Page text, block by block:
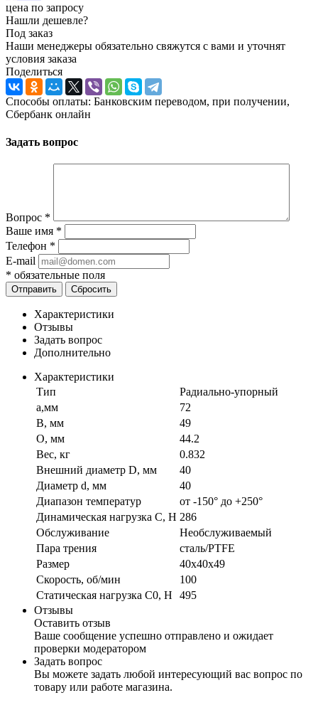
цена по запросу
Нашли дешевле?
Под заказ
Наши менеджеры обязательно свяжутся с вами и уточнят
условия заказа
Поделиться
Способы оплаты: Банковским переводом, при получении,
Сбербанк онлайн
Задать вопрос
Вопрос *
Ваше имя *
Телефон *
E-mail
* обязательные поля
Отправить Сбросить
Характеристики
Отзывы
Задать вопрос
Дополнительно
Характеристики
Тип
Радиально-упорный
a,мм
72
B, мм
49
O, мм
44.2
Вес, кг
0.832
Внешний диаметр D, мм
40
Диаметр d, мм
40
Диапазон температур
от -150° до +250°
Динамическая нагрузка C, Н 286
Обслуживание
Необслуживаемый
Пара трения
сталь/PTFE
Размер
40x40x49
Скорость, об/мин
100
Статическая нагрузка C0, Н
495
Отзывы
Оставить отзыв
Ваше сообщение успешно отправлено и ожидает
проверки модератором
Задать вопрос
Вы можете задать любой интересующий вас вопрос по
товару или работе магазина.